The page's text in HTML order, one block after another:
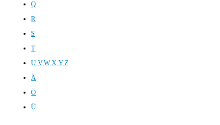
Q
R
S
T
U.V.W.X.Y.Z
Ä
Ö
Ü